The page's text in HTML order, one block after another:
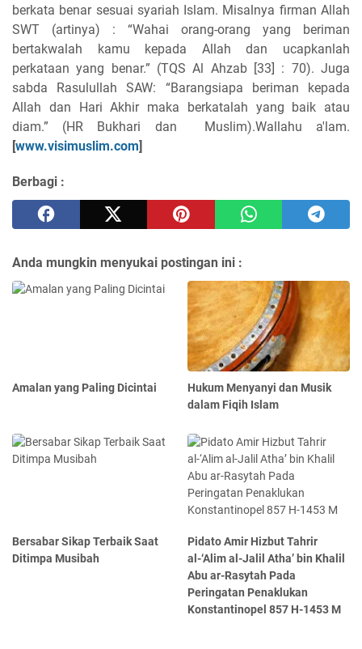
berkata benar sesuai syariah Islam. Misalnya firman Allah
SWT (artinya) : “Wahai orang-orang yang beriman
bertakwalah kamu kepada Allah dan ucapkanlah
perkataan yang benar.” (TQS Al Ahzab [33] : 70). Juga
sabda Rasulullah SAW: “Barangsiapa beriman kepada
Allah dan Hari Akhir maka berkatalah yang baik atau
diam.” (HR Bukhari dan Muslim).Wallahu a'lam.
[www.visimuslim.com]
Berbagi :
Anda mungkin menyukai postingan ini :
Amalan yang Paling Dicintai
Hukum Menyanyi dan Musik
dalam Fiqih Islam
Bersabar Sikap Terbaik Saat
Ditimpa Musibah
Pidato Amir Hizbut Tahrir
al-‘Alim al-Jalil Atha’ bin Khalil
Abu ar-Rasytah Pada
Peringatan Penaklukan
Konstantinopel 857 H-1453 M